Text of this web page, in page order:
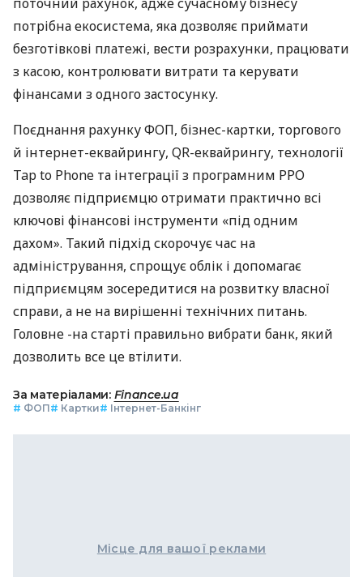
потрібна екосистема, яка дозволяє приймати
безготівкові платежі, вести розрахунки, працювати
з касою, контролювати витрати та керувати
фінансами з одного застосунку.
Поєднання рахунку ФОП, бізнес-картки, торгового
й інтернет-еквайрингу, QR-еквайрингу, технології
Tap to Phone та інтеграції з програмним РРО
дозволяє підприємцю отримати практично всі
ключові фінансові інструменти «під одним
дахом». Такий підхід скорочує час на
адміністрування, спрощує облік і допомагає
підприємцям зосередитися на розвитку власної
справи, а не на вирішенні технічних питань.
Головне -на старті правильно вибрати банк, який
дозволить все це втілити.
За матеріалами: Finance.ua
# ФОП# Картки# Інтернет-Банкінг
Місце для вашої реклами